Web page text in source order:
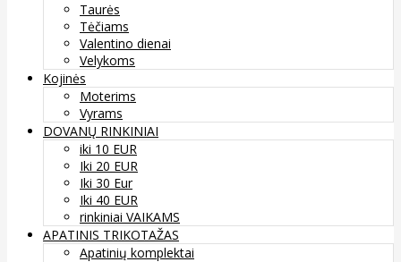
Taurės
Tėčiams
Valentino dienai
Velykoms
Kojinės
Moterims
Vyrams
DOVANŲ RINKINIAI
iki 10 EUR
Iki 20 EUR
Iki 30 Eur
Iki 40 EUR
rinkiniai VAIKAMS
APATINIS TRIKOTAŽAS
Apatinių komplektai